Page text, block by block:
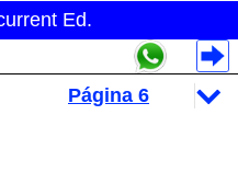
Ed.